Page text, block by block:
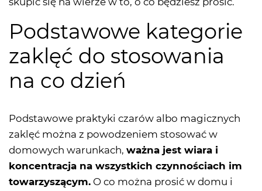
Podstawowe kategorie
zaklęć do stosowania
na co dzień
Podstawowe praktyki czarów albo magicznych
zaklęć można z powodzeniem stosować w
domowych warunkach, ważna jest wiara i
koncentracja na wszystkich czynnościach im
towarzyszącym. O co można prosić w domu i